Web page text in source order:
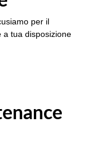
per il
a tua disposizione